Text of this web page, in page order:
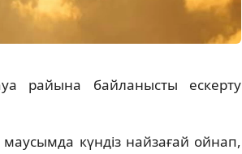
райына байланысты ескерту
күндіз найзағай ойнап,